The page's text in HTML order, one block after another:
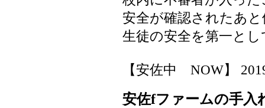
安全が確認されたあ
生徒の安全を第一と
【安佐中 NOW】
安佐fファームの手入